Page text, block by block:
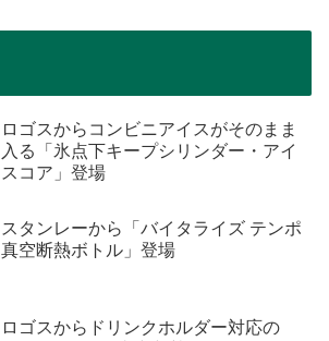
ロゴスからコンビニアイスがそのまま
入る「氷点下キープシリンダー・アイ
スコア」登場
スタンレーから「バイタライズ テンポ
真空断熱ボトル」登場
ロゴスからドリンクホルダー対応の